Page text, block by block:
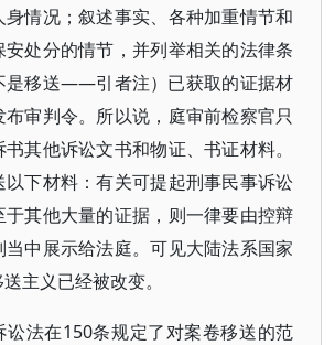
情况；叙述事实、各种加重情节和
处分的情节，并列举相关的法律条
是移送——引者注）已获取的证据材
审判令。所以说，庭审前检察官只
其他诉讼文书和物证、书证材料。
以下材料：有关可提起刑事民事诉讼
于其他大量的证据，则一律要由控辩
中展示给法庭。可见大陆法系国家
主义已经被改变。
讼法在150条规定了对案卷移送的范